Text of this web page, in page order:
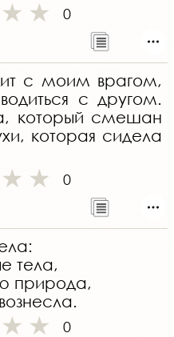
0
с моим врагом,
с другом.
который смешан
которая сидела
0
тела,
природа,
0